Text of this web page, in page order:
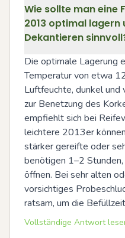
Wie sollte man eine
2013 optimal lagern
Dekantieren
Die optimale Lagerung
Temperatur von etwa
Luftfeuchte, dunkel und
zur Benetzung des
empfiehlt sich bei
leichtere 2013er
stärker gereifte oder
benötigen 1–2
öffnen. Bei sehr alten
vorsichtiges
ratsam, um die
Vollständige Antwort